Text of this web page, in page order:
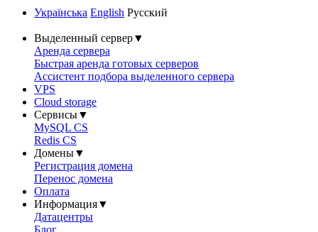
Українська English Русский
Выделенный сервер▼
Аренда сервера
Быстрая аренда готовых серверов
Ассистент подбора выделенного сервера
VPS
Cloud storage
Сервисы▼
MySQL CS
Redis CS
Домены▼
Регистрация домена
Перенос домена
Оплата
Информация▼
Датацентры
Блог